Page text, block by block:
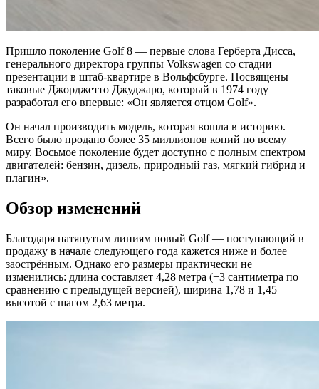
Пришло поколение Golf 8 — первые слова Герберта Дисса,
генерального директора группы Volkswagen со стадии
презентации в штаб-квартире в Вольфсбурге. Посвящены
таковые Джорджетто Джуджаро, который в 1974 году
разработал его впервые: «Он является отцом Golf».
Он начал производить модель, которая вошла в историю.
Всего было продано более 35 миллионов копий по всему
миру. Восьмое поколение будет доступно с полным спектром
двигателей: бензин, дизель, природный газ, мягкий гибрид и
плагин».
Обзор изменений
Благодаря натянутым линиям новый Golf — поступающий в
продажу в начале следующего года кажется ниже и более
заострённым. Однако его размеры практически не
изменились: длина составляет 4,28 метра (+3 сантиметра по
сравнению с предыдущей версией), ширина 1,78 и 1,45
высотой с шагом 2,63 метра.